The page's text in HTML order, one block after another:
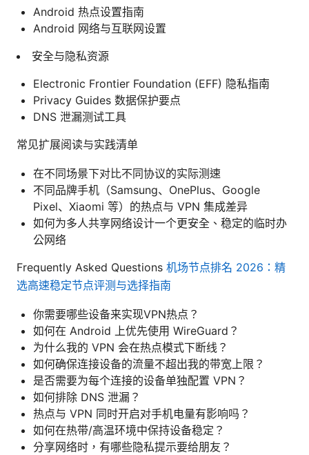
Android 热点设置指南
Android 网络与互联网设置
安全与隐私资源
Electronic Frontier Foundation (EFF) 隐私指南
Privacy Guides 数据保护要点
DNS 泄漏测试工具
常见扩展阅读与实践清单
在不同场景下对比不同协议的实际测速
不同品牌手机（Samsung、OnePlus、Google
Pixel、Xiaomi 等）的热点与 VPN 集成差异
如何为多人共享网络设计一个更安全、稳定的临时办
公网络
Frequently Asked Questions 机场节点排名 2026：精
选高速稳定节点评测与选择指南
你需要哪些设备来实现VPN热点？
如何在 Android 上优先使用 WireGuard？
为什么我的 VPN 会在热点模式下断线？
如何确保连接设备的流量不超出我的带宽上限？
是否需要为每个连接的设备单独配置 VPN？
如何排除 DNS 泄漏？
热点与 VPN 同时开启对手机电量有影响吗？
如何在热带/高温环境中保持设备稳定？
分享网络时，有哪些隐私提示要给朋友？